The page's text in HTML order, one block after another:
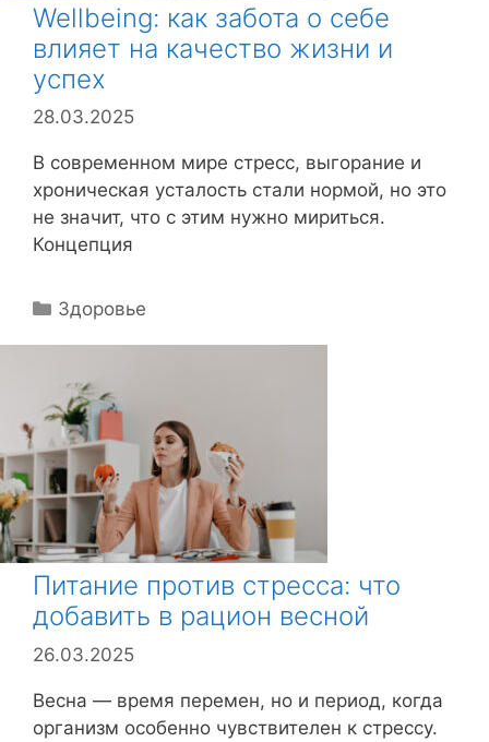
Wellbeing: как забота о себе
влияет на качество жизни и
успех
28.03.2025
В современном мире стресс, выгорание и
хроническая усталость стали нормой, но это
не значит, что с этим нужно мириться.
Концепция
Р
р
и
к
и
Здоровье
Питание против стресса: что
добавить в рацион весной
26.03.2025
Весна — время перемен, но и период, когда
организм особенно чувствителен к стрессу.